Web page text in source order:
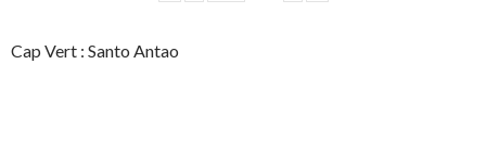
Cap Vert : Santo Antao